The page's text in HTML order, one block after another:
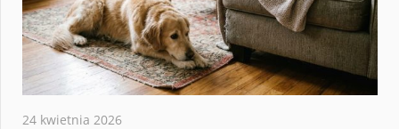
24 kwietnia 2026